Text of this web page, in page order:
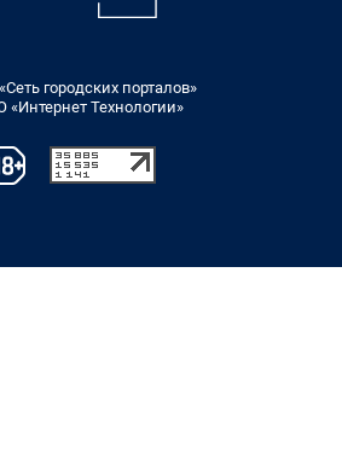
городских порталов»
Технологии»